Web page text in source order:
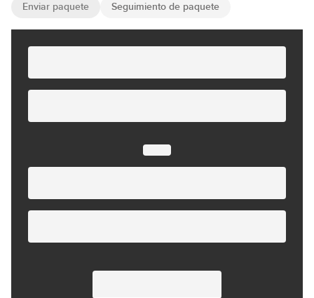
Enviar paquete Seguimiento de paquete